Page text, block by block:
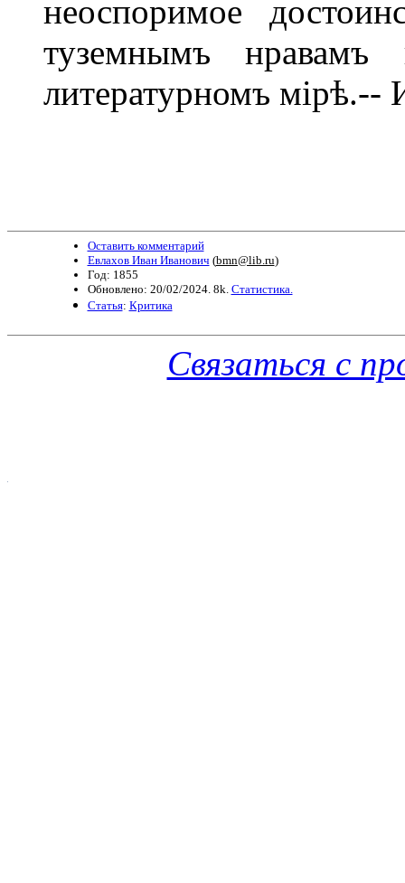
неоспоримое
туземнымъ
литературномъ мірѣ.--
Оставить комментарий
Евлахов Иван Иванович (bmn@lib.ru)
Год: 1855
Обновлено: 20/02/2024. 8k. Статистика.
Статья: Критика
Связаться с